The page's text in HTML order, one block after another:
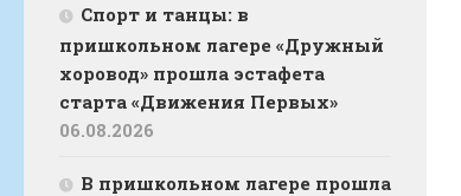
Спорт и танцы: в
пришкольном лагере «Дружный
хоровод» прошла эстафета
старта «Движения Первых»
06.08.2026
В пришкольном лагере прошла